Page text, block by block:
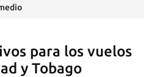
para los vuelos
y Tobago